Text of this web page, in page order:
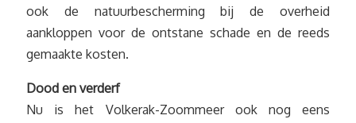
ook de natuurbescherming bij de overheid
aankloppen voor de ontstane schade en de reeds
gemaakte kosten.
Dood en verderf
Nu is het Volkerak-Zoommeer ook nog eens